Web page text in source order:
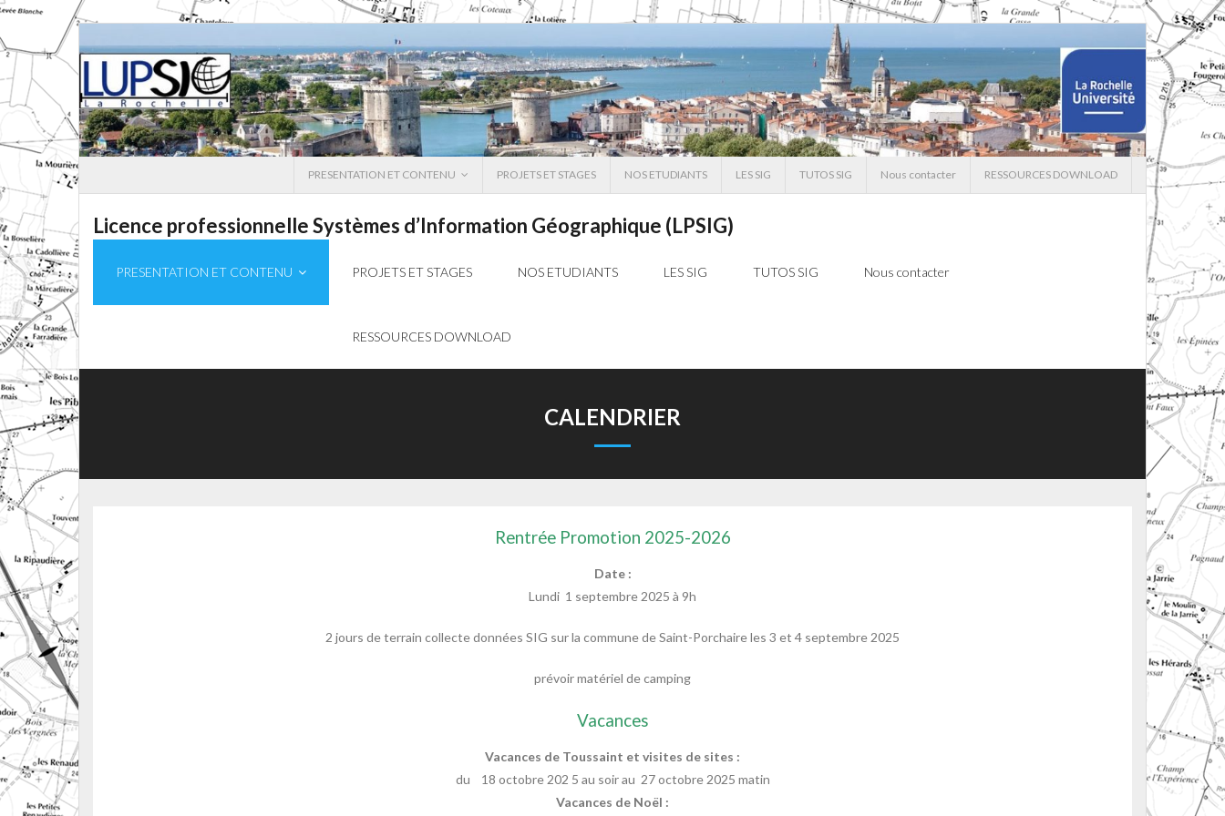
to
PRESENTATION ET CONTENU PROJETS ET STAGES NOS ETUDIANTS LES SIG TUTOS SIG Nous contacter RESSOURCES DOWNLOAD
Licence professionnelle Systèmes d’Information Géographique (LPSIG)
PRESENTATION ET CONTENU PROJETS ET STAGES NOS ETUDIANTS LES SIG TUTOS SIG Nous contacter
RESSOURCES DOWNLOAD
CALENDRIER
Rentrée Promotion 2025-2026
Date :
Lundi 1 septembre 2025 à 9h
2 jours de terrain collecte données SIG sur la commune de Saint-Porchaire les 3 et 4 septembre 2025
prévoir matériel de camping
Vacances
Vacances de Toussaint et visites de sites :
du 18 octobre 202 5 au soir au 27 octobre 2025 matin
Vacances de Noël :